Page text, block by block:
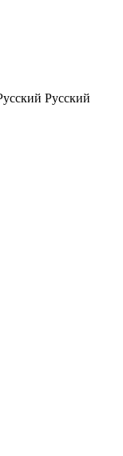
Русский